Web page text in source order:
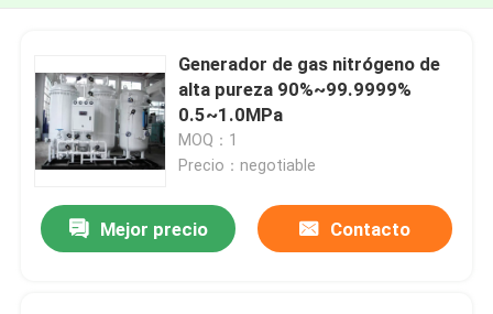
Generador de gas nitrógeno de
alta pureza 90%~99.9999%
0.5~1.0MPa
MOQ：1
Precio：negotiable
Mejor precio Contacto